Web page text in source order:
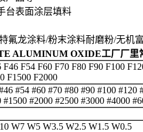
台表面涂层填料
氟龙涂料/粉末涂料耐磨粉/无机
ALUMINUM OXIDE工厂厂里
F54 F60 F70 F80 F90 F100
F1500 F2000
#54 #60 #70 #80 #90 #100 #120
#2000 #2500 #3000 #4000
W7 W5 W3.5 W2.5 W1.5 W0.5